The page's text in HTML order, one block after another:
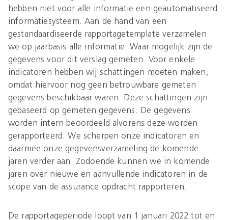
hebben niet voor alle informatie een geautomatiseerd
informatiesysteem. Aan de hand van een
gestandaardiseerde rapportagetemplate verzamelen
we op jaarbasis alle informatie. Waar mogelijk zijn de
gegevens voor dit verslag gemeten. Voor enkele
indicatoren hebben wij schattingen moeten maken,
omdat hiervoor nog geen betrouwbare gemeten
gegevens beschikbaar waren. Deze schattingen zijn
gebaseerd op gemeten gegevens. De gegevens
worden intern beoordeeld alvorens deze worden
gerapporteerd. We scherpen onze indicatoren en
daarmee onze gegevensverzameling de komende
jaren verder aan. Zodoende kunnen we in komende
jaren over nieuwe en aanvullende indicatoren in de
scope van de assurance opdracht rapporteren.
De rapportageperiode loopt van 1 januari 2022 tot en